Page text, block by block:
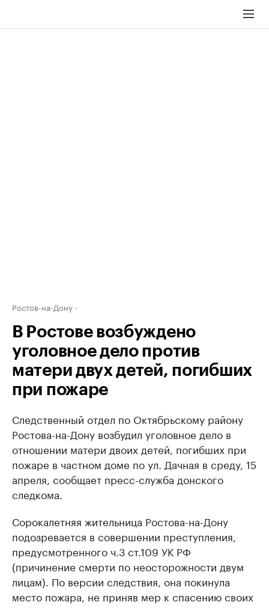
Ростов-на-Дону
В Ростове возбуждено
уголовное дело против
матери двух детей, погибших
при пожаре
Следственный отдел по Октябрьскому району
Ростова-на-Дону возбудил уголовное дело в
отношении матери двоих детей, погибших при
пожаре в частном доме по ул. Дачная в среду, 15
апреля, сообщает пресс-служба донского
следкома.
Сорокалетняя жительница Ростова-на-Дону
подозревается в совершении преступления,
предусмотренного ч.3 ст.109 УК РФ
(причинение смерти по неосторожности двум
лицам). По версии следствия, она покинула
место пожара, не приняв мер к спасению своих